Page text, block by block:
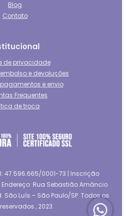
Blog
Contato
de privacidade
e devoluções
e envio
Frequentes
de troca
47.596.665/0001-73 | Inscrição
Endereço: Rua Sebastião Amâncio
São Luís – São Paulo/SP. Todos os
, 2023.